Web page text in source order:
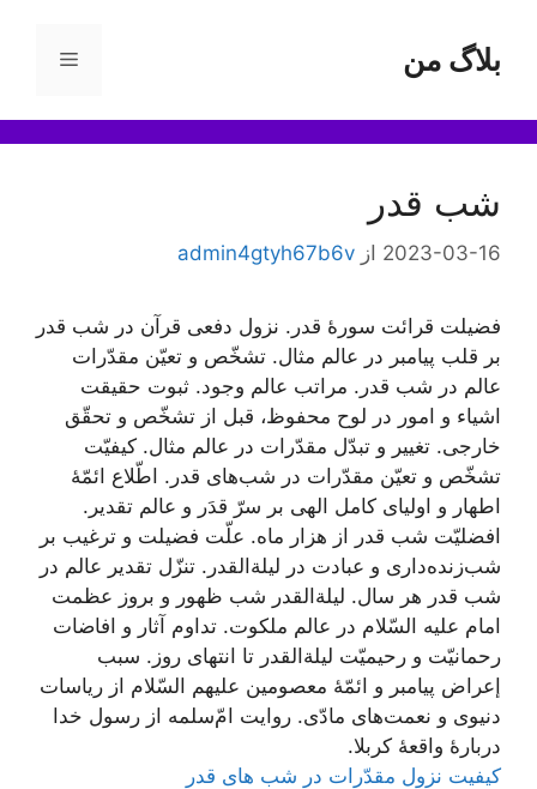
محتوابلاگ من فهرست
شب قدر
2023-03-16 از admin4gtyh67b6v
فضیلت قرائت سورۀ قدر. نزول دفعی قرآن در شب قدر
بر قلب پیامبر در عالم مثال. تشخّص و تعیّن مقدّرات
عالم در شب قدر. مراتب عالم وجود. ثبوت حقیقت
اشیاء و امور در لوح محفوظ، قبل از تشخّص و تحقّق
خارجی. تغییر و تبدّل مقدّرات در عالم مثال. کیفیّت
تشخّص و تعیّن مقدّرات در شب‌های قدر. اطّلاع ائمّۀ
اطهار و اولیای کامل الهی بر سرّ قدَر و عالم تقدیر.
افضلیّت شب قدر از هزار ماه. علّت فضیلت و ترغیب بر
شب‌زنده‌داری و عبادت در لیلة‌القدر. تنزّل تقدیر عالم در
شب قدر هر سال. لیلةالقدر شب ظهور و بروز عظمت
امام علیه السّلام در عالم ملکوت. تداوم آثار و افاضات
رحمانیّت و رحیمیّت لیلةالقدر تا انتهای روز. سبب
إعراض پیامبر و ائمّۀ معصومین علیهم السّلام از ریاسات
دنیوی و نعمت‌های مادّی. روایت امّ‌سلمه از رسول خدا
دربارۀ واقعۀ کربلا.
کیفیت نزول مقدّرات در شب های قدر